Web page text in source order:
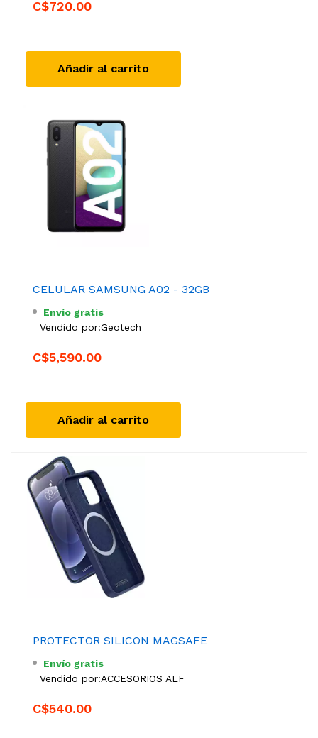
C$720.00
Añadir al carrito
CELULAR SAMSUNG A02 - 32GB
Envío gratis
Vendido por:Geotech
C$5,590.00
Añadir al carrito
PROTECTOR SILICON MAGSAFE
Envío gratis
Vendido por:ACCESORIOS ALF
C$540.00